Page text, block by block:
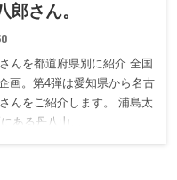
郎さん。
んを都道府県別に紹介 全国
画。第4弾は愛知県から名古
んをご紹介します。 浦島太
ある丹八山…